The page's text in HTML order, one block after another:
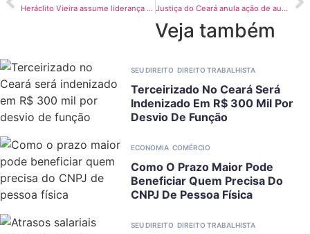
Heráclito Vieira assume liderança nacional dos Tribunais de Justiça em 2026 Justiça do Ceará anula ação de autor que desconhecia processo e advogado com OAB suspensa
Veja também
SEU DIREITO DIREITO TRABALHISTA
Terceirizado No Ceará Será
Indenizado Em R$ 300 Mil Por
Desvio De Função
ECONOMIA COMÉRCIO
Como O Prazo Maior Pode
Beneficiar Quem Precisa Do
CNPJ De Pessoa Física
SEU DIREITO DIREITO TRABALHISTA